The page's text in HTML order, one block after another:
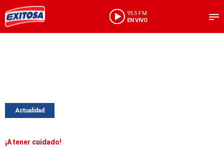
95.5 FM
EN VIVO
Actualidad
¡A tener cuidado!